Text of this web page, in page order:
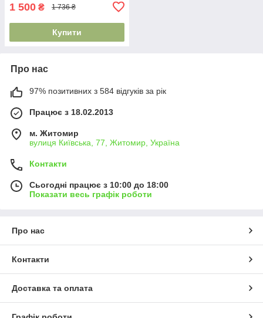
1 500 ₴ 1 736 ₴
Купити
Про нас
97% позитивних з 584 відгуків за рік
Працює з 18.02.2013
м. Житомир
вулиця Київська, 77, Житомир, Україна
Контакти
Сьогодні працює з 10:00 до 18:00
Показати весь графік роботи
Про нас
Контакти
Доставка та оплата